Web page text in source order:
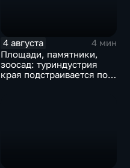
4 августа
4 мин
Площади, памятники,
зоосад: туриндустрия
края подстраивается под